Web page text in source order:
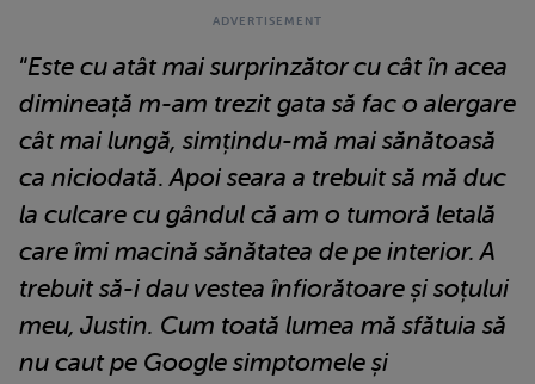
“Este cu atât mai surprinzător cu cât în acea
dimineață m-am trezit gata să fac o alergare
cât mai lungă, simțindu-mă mai sănătoasă
ca niciodată.Apoi seara a trebuit să mă duc
la culcare cu gândul că am o tumoră letală
care îmi macină sănătatea de pe interior. A
trebuit să-i dau vestea înfiorătoare și soțului
meu, Justin. Cum toată lumea mă sfătuia să
nu caut pe Google simptomele și